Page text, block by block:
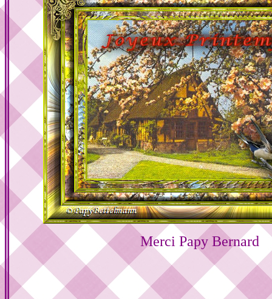
Merci Papy Bernard